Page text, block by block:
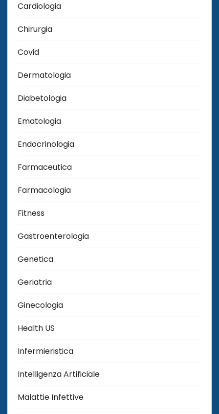
Cardiologia
Chirurgia
Covid
Dermatologia
Diabetologia
Ematologia
Endocrinologia
Farmaceutica
Farmacologia
Fitness
Gastroenterologia
Genetica
Geriatria
Ginecologia
Health US
Infermieristica
Intelligenza Artificiale
Malattie Infettive